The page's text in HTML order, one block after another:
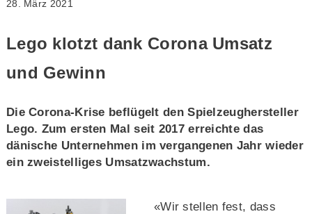
28. März 2021
Lego klotzt dank Corona Umsatz
und Gewinn
Die Corona-Krise beflügelt den Spielzeughersteller
Lego. Zum ersten Mal seit 2017 erreichte das
dänische Unternehmen im vergangenen Jahr wieder
ein zweistelliges Umsatzwachstum.
«Wir stellen fest, dass